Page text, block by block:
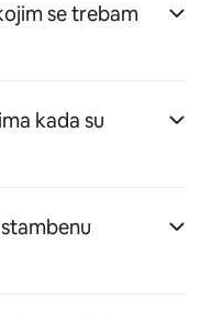
se trebam
kada su